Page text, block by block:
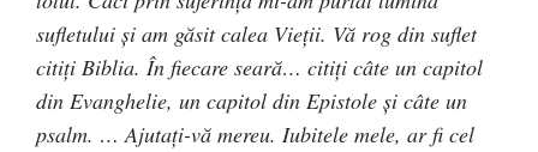
sufletului şi am găsit calea Vieţii. Vă rog din suflet
citiţi Biblia. În fiecare seară… citiţi câte un capitol
din Evanghelie, un capitol din Epistole şi câte un
psalm. … Ajutaţi-vă mereu. Iubitele mele, ar fi cel